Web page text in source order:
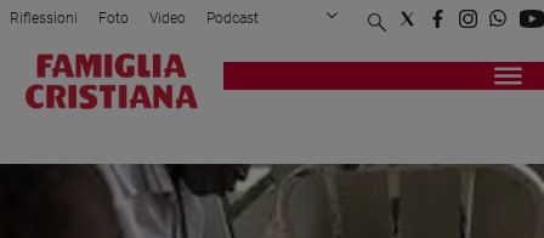
Attualità
Riflessioni Foto Video Podcast
Privacy Policy Chi siamo
Registrati Redazione